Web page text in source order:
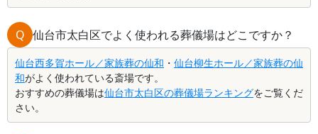
Q 仙台市太白区でよく使われる葬儀場はどこですか？
仙台西多賀ホール／家族葬の仙和 ・ 仙台柳生ホール／家族葬の仙
和がよく使われている斎場です。
おすすめの葬儀場は仙台市太白区の葬儀場ランキングをご覧くだ
さい。